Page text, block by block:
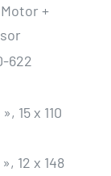
+
622
15 x 110
12 x 148